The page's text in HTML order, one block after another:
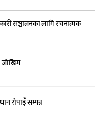
सञ्चालनका लागि रचनात्मक
जोखिम
रोपाइँ सम्पन्न